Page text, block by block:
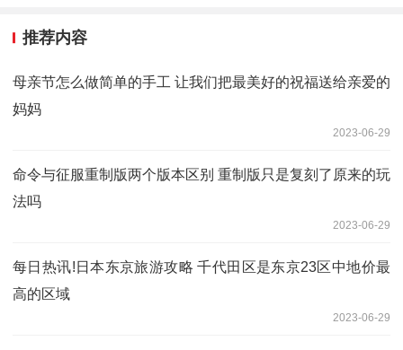
推荐内容
母亲节怎么做简单的手工 让我们把最美好的祝福送给亲爱的
妈妈
2023-06-29
命令与征服重制版两个版本区别 重制版只是复刻了原来的玩
法吗
2023-06-29
每日热讯!日本东京旅游攻略 千代田区是东京23区中地价最
高的区域
2023-06-29